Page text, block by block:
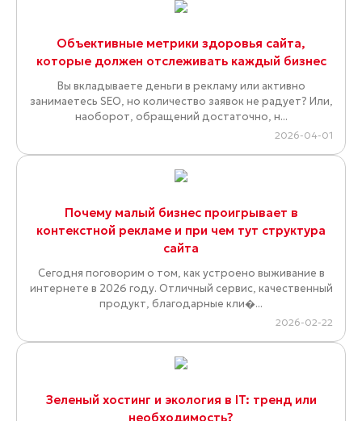
Объективные метрики здоровья сайта,
которые должен отслеживать каждый бизнес
Вы вкладываете деньги в рекламу или активно
занимаетесь SEO, но количество заявок не радует? Или,
наоборот, обращений достаточно, н...
2026-04-01
Почему малый бизнес проигрывает в
контекстной рекламе и при чем тут структура
сайта
Сегодня поговорим о том, как устроено выживание в
интернете в 2026 году. Отличный сервис, качественный
продукт, благодарные кли�...
2026-02-22
Зеленый хостинг и экология в IT: тренд или
необходимость?